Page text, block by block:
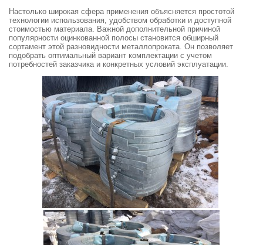
Настолько широкая сфера применения объясняется простотой
технологии использования, удобством обработки и доступной
стоимостью материала. Важной дополнительной причиной
популярности оцинкованной полосы становится обширный
сортамент этой разновидности металлопроката. Он позволяет
подобрать оптимальный вариант комплектации с учетом
потребностей заказчика и конкретных условий эксплуатации.